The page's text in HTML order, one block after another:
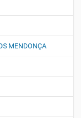
MENDONÇA